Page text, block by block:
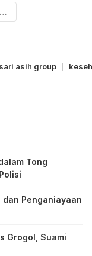
sang lawyer dedi dj
asih group
Tong
Penganiayaan
Grogol, Suami